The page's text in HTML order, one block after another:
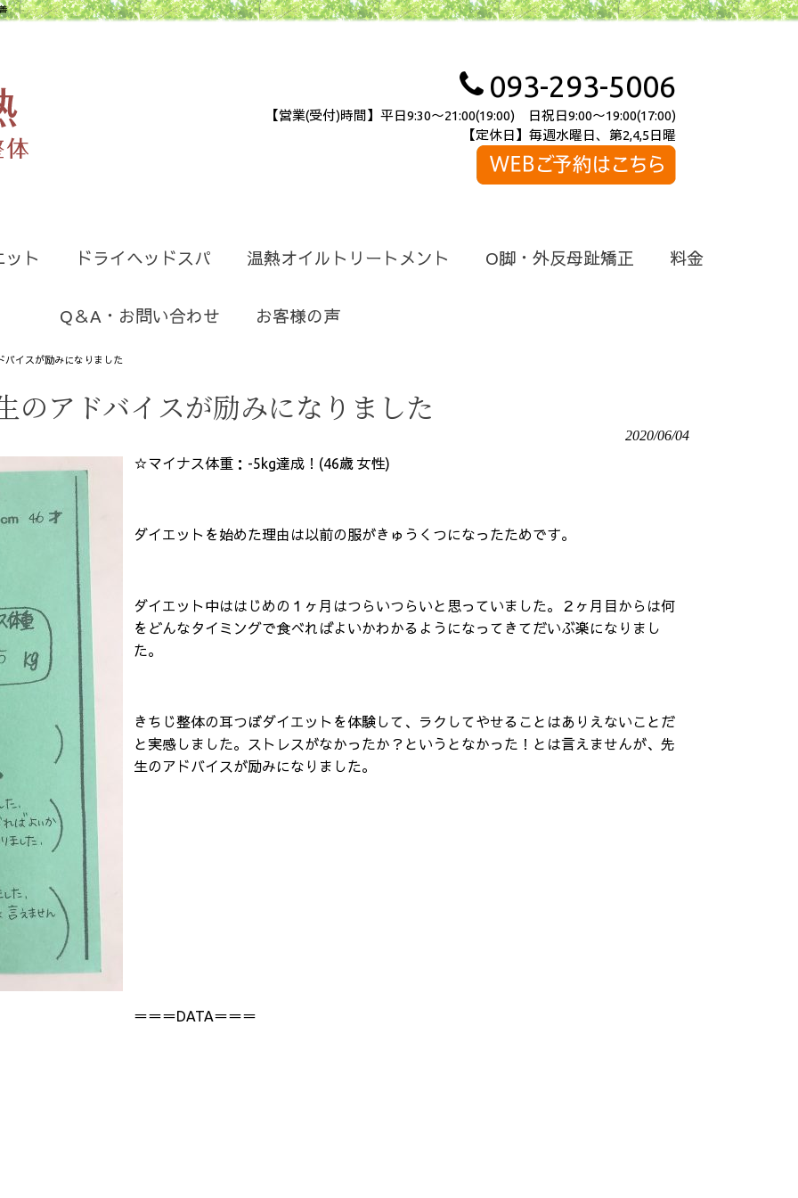
093-293-5006
【営業(受付)時間】平日9:30～21:00(19:00) 日祝日9:00～19:00(17:00)
【定休日】毎週水曜日、第2,4,5日曜
ット ドライヘッドスパ 温熱オイルトリートメント O脚・外反母趾矯正 料金
Q＆A・お問い合わせ お客様の声
バイスが励みになりました
のアドバイスが励みになりました
2020/06/04
☆マイナス体重：-5kg達成！(46歳 女性)
ダイエットを始めた理由は以前の服がきゅうくつになったためです。
ダイエット中ははじめの１ヶ月はつらいつらいと思っていました。２ヶ月目からは何
をどんなタイミングで食べればよいかわかるようになってきてだいぶ楽になりまし
た。
きちじ整体の耳つぼダイエットを体験して、ラクしてやせることはありえないことだ
と実感しました。ストレスがなかったか？というとなかった！とは言えませんが、先
生のアドバイスが励みになりました。
＝＝＝DATA＝＝＝